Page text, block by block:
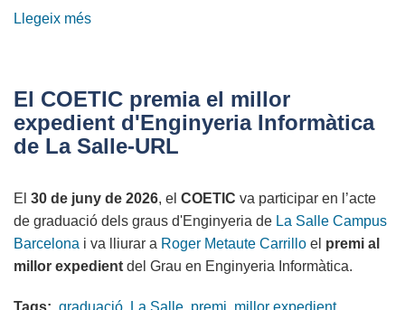
Llegeix més
a
la
presentació
Baròmetre
del
sector
tecnològic
El COETIC premia el millor
expedient d'Enginyeria Informàtica
de La Salle-URL
El 30 de juny de 2026, el COETIC va participar en l’acte
de graduació dels graus d'Enginyeria de La Salle Campus
Barcelona i va lliurar a Roger Metaute Carrillo el premi al
millor expedient del Grau en Enginyeria Informàtica.